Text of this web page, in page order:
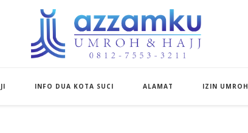
INFO DUA KOTA SUCI ALAMAT IZIN UMROH